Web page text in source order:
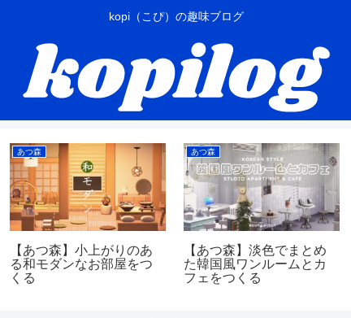
kopi（こぴ）の趣味ブログ
あつ森
【あつ森】小上がりのあ
る和モダンなお部屋をつ
くる
あつ森
【あつ森】淡色でまとめ
た韓国風ワンルームとカ
フェをつくる